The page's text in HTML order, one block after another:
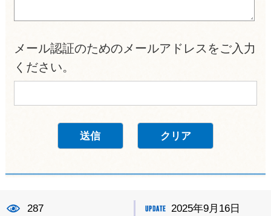
メール認証のためのメールアドレスをご入力
ください。
287 2025年9月16日